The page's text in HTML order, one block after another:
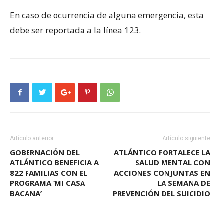
En caso de ocurrencia de alguna emergencia, esta
debe ser reportada a la línea 123.
Artículo anterior
GOBERNACIÓN DEL
ATLÁNTICO BENEFICIA A
822 FAMILIAS CON EL
PROGRAMA ‘MI CASA
BACANA’
Artículo siguiente
ATLÁNTICO FORTALECE LA
SALUD MENTAL CON
ACCIONES CONJUNTAS EN
LA SEMANA DE
PREVENCIÓN DEL SUICIDIO